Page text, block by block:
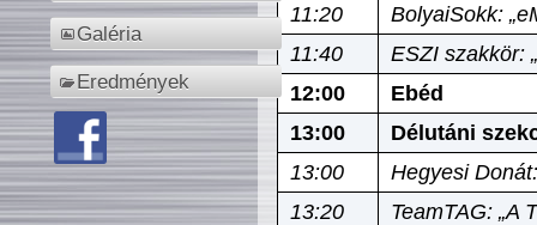
Galéria
Eredmények
11:20
BolyaiSokk:
11:40
ESZI szakkör:
12:00
Ebéd
13:00
Délutáni
13:00
Hegyesi
13:20
TeamTAG: „A